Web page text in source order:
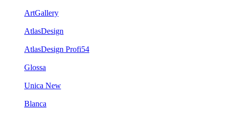
ArtGallery
AtlasDesign
AtlasDesign Profi54
Glossa
Unica New
Blanca